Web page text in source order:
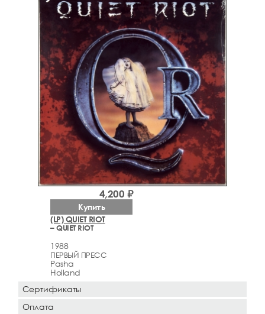
(LP) QUIET RIOT
– QUIET RIOT
1988
ПЕРВЫЙ ПРЕСС
Pasha
Holland
4,200 ₽
Купить
Сертификаты
Оплата